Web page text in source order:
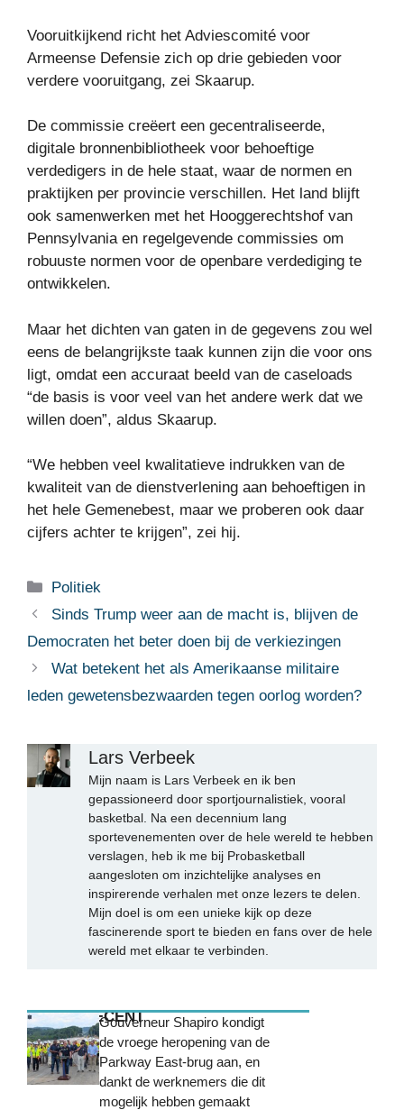
Vooruitkijkend richt het Adviescomité voor
Armeense Defensie zich op drie gebieden voor
verdere vooruitgang, zei Skaarup.
De commissie creëert een gecentraliseerde,
digitale bronnenbibliotheek voor behoeftige
verdedigers in de hele staat, waar de normen en
praktijken per provincie verschillen. Het land blijft
ook samenwerken met het Hooggerechtshof van
Pennsylvania en regelgevende commissies om
robuuste normen voor de openbare verdediging te
ontwikkelen.
Maar het dichten van gaten in de gegevens zou wel
eens de belangrijkste taak kunnen zijn die voor ons
ligt, omdat een accuraat beeld van de caseloads
“de basis is voor veel van het andere werk dat we
willen doen”, aldus Skaarup.
“We hebben veel kwalitatieve indrukken van de
kwaliteit van de dienstverlening aan behoeftigen in
het hele Gemenebest, maar we proberen ook daar
cijfers achter te krijgen”, zei hij.
Categorieën
Politiek
Sinds Trump weer aan de macht is, blijven de
Democraten het beter doen bij de verkiezingen
Wat betekent het als Amerikaanse militaire
leden gewetensbezwaarden tegen oorlog worden?
Lars Verbeek
Mijn naam is Lars Verbeek en ik ben
gepassioneerd door sportjournalistiek, vooral
basketbal. Na een decennium lang
sportevenementen over de hele wereld te hebben
verslagen, heb ik me bij Probasketball
aangesloten om inzichtelijke analyses en
inspirerende verhalen met onze lezers te delen.
Mijn doel is om een unieke kijk op deze
fascinerende sport te bieden en fans over de hele
wereld met elkaar te verbinden.
MEEST RECENTGouverneur Shapiro kondigt
de vroege heropening van de
Parkway East-brug aan, en
dankt de werknemers die dit
mogelijk hebben gemaakt